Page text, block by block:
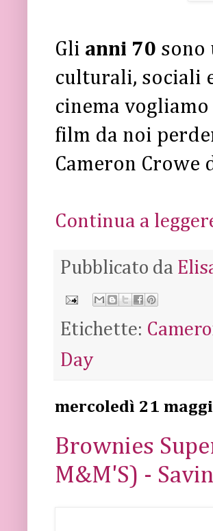
Gli anni 70 sono
culturali, sociali
cinema
film da noi
Cameron Crowe
Continua a
Pubblicato da
Etichette:
Day
mercoledì 21
Brownies
M&M'S) -